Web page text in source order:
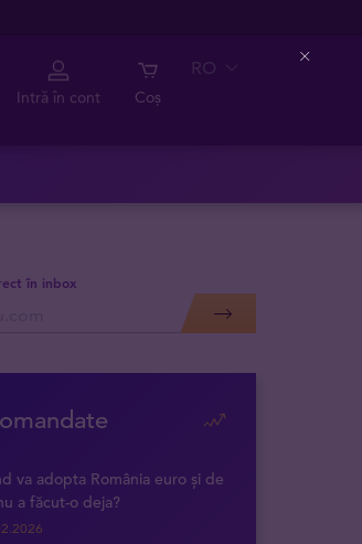
Intră în cont Coș
RO
în inbox
va adopta România euro și de
a făcut-o deja?
Close